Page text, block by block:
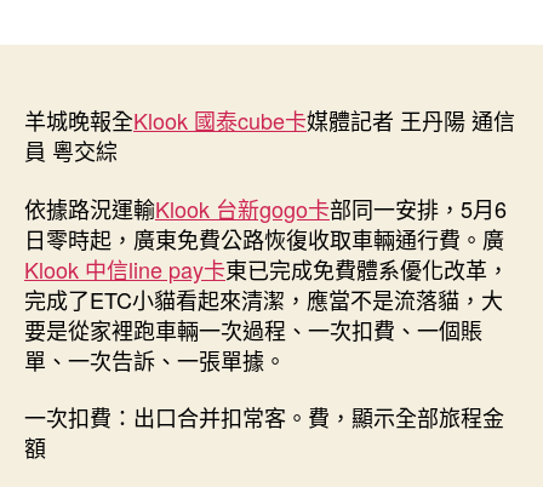
期
6
廣
東
ETC
車
輛
可
過
程、
羊城晚報全Klook 國泰cube卡媒體記者 王丹陽 通信
員 粵交綜
依據路況運輸Klook 台新gogo卡部同一安排，5月6
日零時起，廣東免費公路恢復收取車輛通行費。廣
Klook 中信line pay卡東已完成免費體系優化改革，
完成了ETC小貓看起來清潔，應當不是流落貓，大
要是從家裡跑車輛一次過程、一次扣費、一個賬
單、一次告訴、一張單據。
一次扣費：出口合并扣常客。費，顯示全部旅程金
額